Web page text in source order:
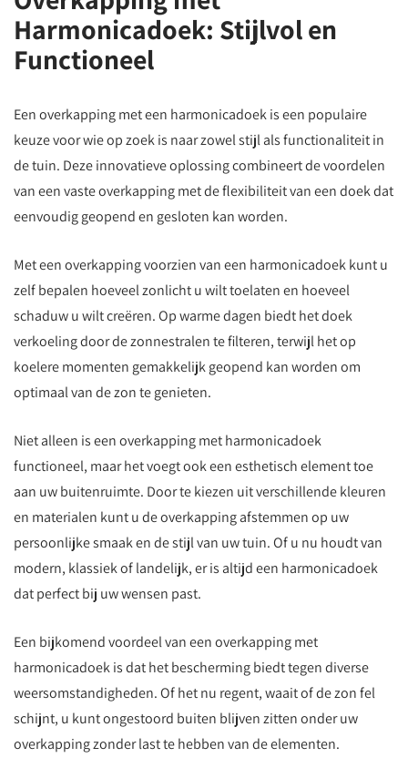
Harmonicadoek: Stijlvol en
Functioneel
Een overkapping met een harmonicadoek is een populaire
keuze voor wie op zoek is naar zowel stijl als functionaliteit in
de tuin. Deze innovatieve oplossing combineert de voordelen
van een vaste overkapping met de flexibiliteit van een doek dat
eenvoudig geopend en gesloten kan worden.
Met een overkapping voorzien van een harmonicadoek kunt u
zelf bepalen hoeveel zonlicht u wilt toelaten en hoeveel
schaduw u wilt creëren. Op warme dagen biedt het doek
verkoeling door de zonnestralen te filteren, terwijl het op
koelere momenten gemakkelijk geopend kan worden om
optimaal van de zon te genieten.
Niet alleen is een overkapping met harmonicadoek
functioneel, maar het voegt ook een esthetisch element toe
aan uw buitenruimte. Door te kiezen uit verschillende kleuren
en materialen kunt u de overkapping afstemmen op uw
persoonlijke smaak en de stijl van uw tuin. Of u nu houdt van
modern, klassiek of landelijk, er is altijd een harmonicadoek
dat perfect bij uw wensen past.
Een bijkomend voordeel van een overkapping met
harmonicadoek is dat het bescherming biedt tegen diverse
weersomstandigheden. Of het nu regent, waait of de zon fel
schijnt, u kunt ongestoord buiten blijven zitten onder uw
overkapping zonder last te hebben van de elementen.